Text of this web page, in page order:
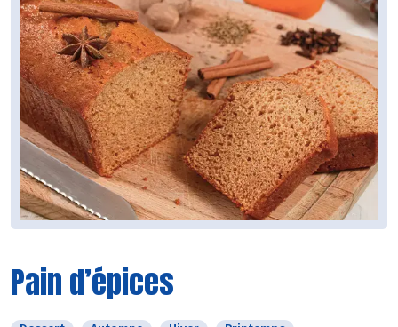
Pain d’épices